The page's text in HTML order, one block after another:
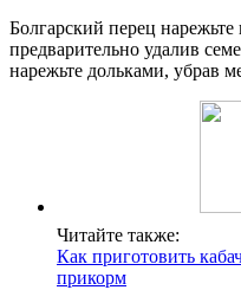
Болгарский перец
предварительно удалив
нарежьте дольками, убрав
Читайте также:
Как приготовить
прикорм